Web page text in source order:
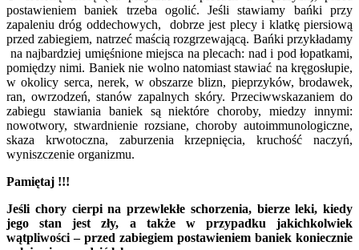
postawieniem baniek trzeba ogolić. Jeśli stawiamy bańki przy
zapaleniu dróg oddechowych, dobrze jest plecy i klatkę piersiową
przed zabiegiem, natrzeć maścią rozgrzewającą. Bańki przykładamy
na najbardziej umięśnione miejsca na plecach: nad i pod łopatkami,
pomiędzy nimi. Baniek nie wolno natomiast stawiać na kręgosłupie,
w okolicy serca, nerek, w obszarze blizn, pieprzyków, brodawek,
ran, owrzodzeń, stanów zapalnych skóry. Przeciwwskazaniem do
zabiegu stawiania baniek są niektóre choroby, miedzy innymi:
nowotwory, stwardnienie rozsiane, choroby autoimmunologiczne,
skaza krwotoczna, zaburzenia krzepnięcia, kruchość naczyń,
wyniszczenie organizmu.
Pamiętaj !!!
Jeśli chory cierpi na przewlekłe schorzenia, bierze leki, kiedy
jego stan jest zły, a także w przypadku jakichkolwiek
wątpliwości – przed zabiegiem postawieniem baniek koniecznie